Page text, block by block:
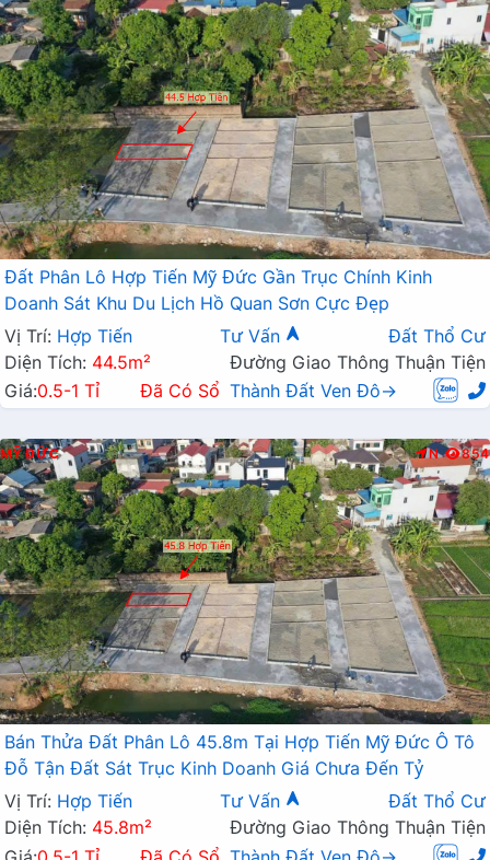
Đất Phân Lô Hợp Tiến Mỹ Đức Gần Trục Chính Kinh
Doanh Sát Khu Du Lịch Hồ Quan Sơn Cực Đẹp
Vị Trí: Hợp Tiến Tư Vấn
Đất Thổ Cư
Diện Tích: 44.5m²
Đường Giao Thông Thuận Tiện
Giá:0.5-1 Tỉ Đã Có Sổ Thành Đất Ven Đô→
MỸ ĐỨC N 854
Bán Thửa Đất Phân Lô 45.8m Tại Hợp Tiến Mỹ Đức Ô Tô
Đỗ Tận Đất Sát Trục Kinh Doanh Giá Chưa Đến Tỷ
Vị Trí: Hợp Tiến Tư Vấn
Đất Thổ Cư
Diện Tích: 45.8m²
Đường Giao Thông Thuận Tiện